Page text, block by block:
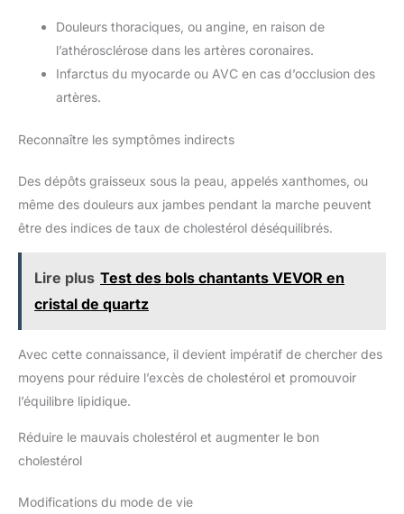
Douleurs thoraciques, ou angine, en raison de
l’athérosclérose dans les artères coronaires.
Infarctus du myocarde ou AVC en cas d’occlusion des
artères.
Reconnaître les symptômes indirects
Des dépôts graisseux sous la peau, appelés xanthomes, ou
même des douleurs aux jambes pendant la marche peuvent
être des indices de taux de cholestérol déséquilibrés.
Lire plus Test des bols chantants VEVOR en
cristal de quartz
Avec cette connaissance, il devient impératif de chercher des
moyens pour réduire l’excès de cholestérol et promouvoir
l’équilibre lipidique.
Réduire le mauvais cholestérol et augmenter le bon
cholestérol
Modifications du mode de vie